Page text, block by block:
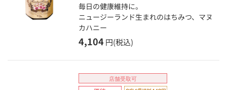
毎日の健康維持に。
ニュージーランド生まれのはちみつ、マヌ
カハニー
4,104 円(税込)
店舗受取可